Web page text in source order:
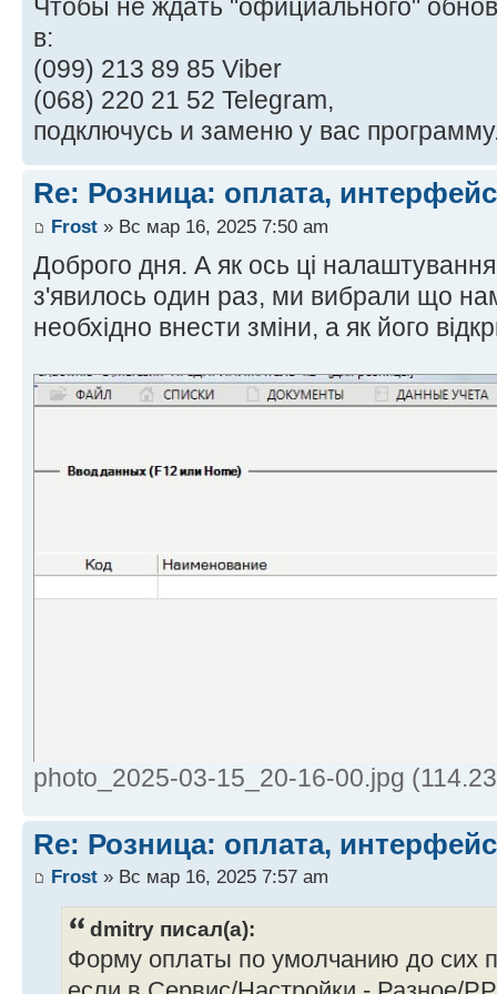
Чтобы не ждать "официального"
в:
(099) 213 89 85 Viber
(068) 220 21 52 Telegram,
подключусь и заменю у вас
Re: Розница: оплата,
Frost » Вс мар 16, 2025 7:50 am
Доброго дня. А як ось ці
з'явилось один раз, ми вибрали що
необхідно внести зміни, а як його
photo_2025-03-15_20-16-00.jpg
Re: Розница: оплата,
Frost » Вс мар 16, 2025 7:57 am
dmitry писал(а):
Форму оплаты по умолчанию до сих